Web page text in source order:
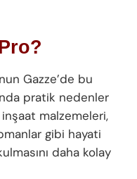
Gazze’de bu
pratik nedenler
malzemeleri,
gibi hayati
daha kolay